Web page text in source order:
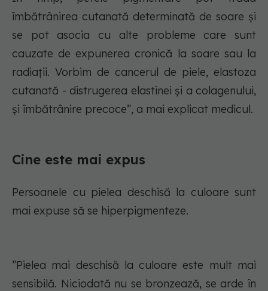
îmbătrânirea cutanată determinată de soare și
se pot asocia cu alte probleme care sunt
cauzate de expunerea cronică la soare sau la
radiații. Vorbim de cancerul de piele, elastoza
cutanată - distrugerea elastinei și a colagenului,
și îmbătrânire precoce”, a mai explicat medicul.
Cine este mai expus
Persoanele cu pielea deschisă la culoare sunt
mai expuse să se hiperpigmenteze.
”Pielea mai deschisă la culoare este mult mai
sensibilă. Niciodată nu se bronzează, se arde în